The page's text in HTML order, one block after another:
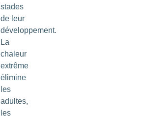
stades
de leur
développement.
La
chaleur
extrême
élimine
les
adultes,
les